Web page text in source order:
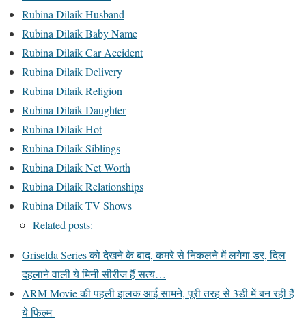
Rubina Dilaik Husband
Rubina Dilaik Baby Name
Rubina Dilaik Car Accident
Rubina Dilaik Delivery
Rubina Dilaik Religion
Rubina Dilaik Daughter
Rubina Dilaik Hot
Rubina Dilaik Siblings
Rubina Dilaik Net Worth
Rubina Dilaik Relationships
Rubina Dilaik TV Shows
Related posts:
Griselda Series को देखने के बाद, कमरे से निकलने में लगेगा डर, दिल
दहलाने वाली ये मिनी सीरीज हैं सत्य…
ARM Movie की पहली झलक आई सामने, पूरी तरह से 3डी में बन रही हैं
ये फिल्म